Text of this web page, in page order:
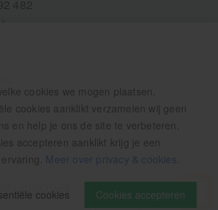
cookies we mogen plaatsen.
cookies aanklikt verzamelen wij geen
en help je ons de site te verbeteren.
accepteren aanklikt krijg je een
Meer over privacy & cookies
Cookies accepteren
cookies
12.30 en 13.00u